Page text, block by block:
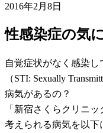
2016年2月8日
性感染症の気
自覚症状がなく感染
（STI: Sexually
病気があるの？
「新宿さくらクリニ
考えられる病気を以下